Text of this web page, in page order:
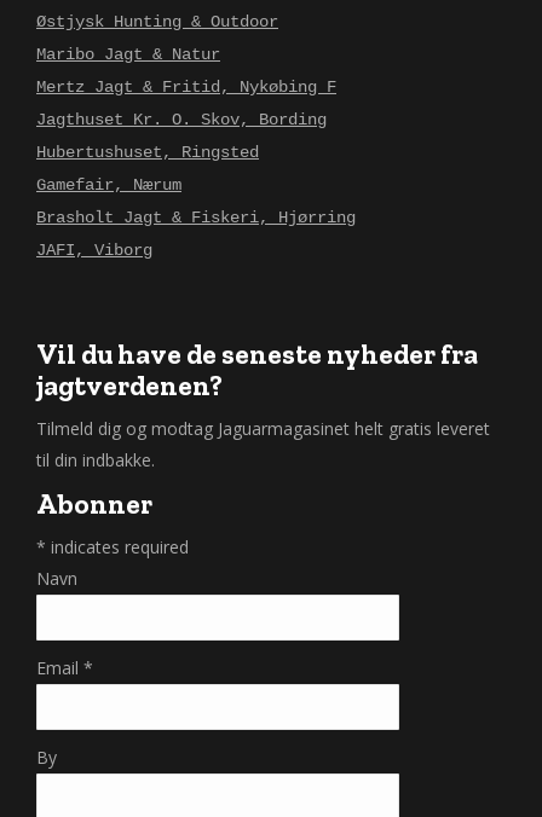
Østjysk Hunting & Outdoor
Maribo Jagt & Natur
Mertz Jagt & Fritid, Nykøbing F
Jagthuset Kr. O. Skov, Bording
Hubertushuset, Ringsted
Gamefair, Nærum
Brasholt Jagt & Fiskeri, Hjørring
JAFI, Viborg
Vil du have de seneste nyheder fra
jagtverdenen?
Tilmeld dig og modtag Jaguarmagasinet helt gratis leveret
til din indbakke.
Abonner
* indicates required
Navn
Email *
By